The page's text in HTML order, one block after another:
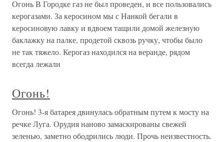
Огонь В Городке газ не был проведен, и все пользовались
керогазами. За керосином мы с Нанкой бегали в
керосиновую лавку и вдвоем тащили домой железную
баклажку на палке, продетой сквозь ручку, чтобы было
не так тяжело. Керогаз находился на веранде, рядом
всегда лежали
Огонь!
Огонь! 3-я батарея двинулась обратным путем к мосту на
речке Луга. Орудия наново замаскированы свежей
зеленью, заметно ободрились люди. Прочь неизвестность.